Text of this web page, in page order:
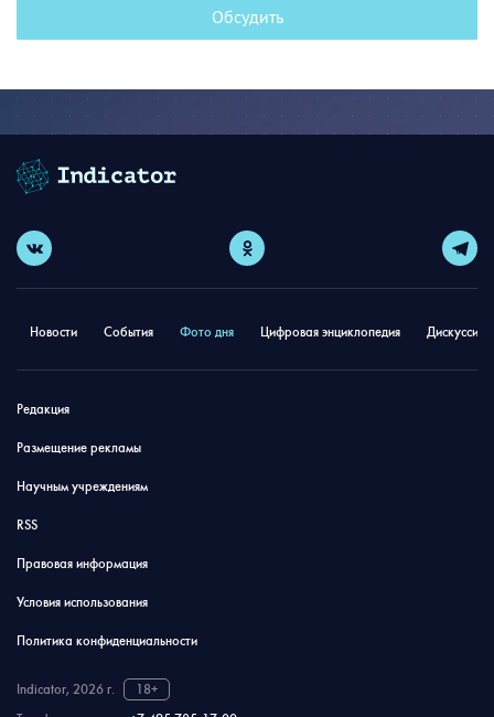
Обсудить
Новости События Фото дня Цифровая энциклопедия
Редакция
Размещение рекламы
Научным учреждениям
RSS
Правовая информация
Условия использования
Политика конфиденциальности
Indicator, 2026 г.
18+